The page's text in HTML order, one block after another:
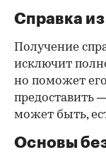
Справка
Получение
исключит
но поможет его
предоставить
может быть,
Основы